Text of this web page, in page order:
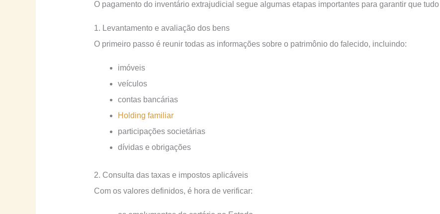
O pagamento do inventário extrajudicial segue algumas etapas importantes para garantir que
1. Levantamento e avaliação dos bens
O primeiro passo é reunir todas as informações sobre o patrimônio do falecido, incluindo:
imóveis
veículos
contas bancárias
Holding familiar
participações societárias
dívidas e obrigações
2. Consulta das taxas e impostos aplicáveis
Com os valores definidos, é hora de verificar: